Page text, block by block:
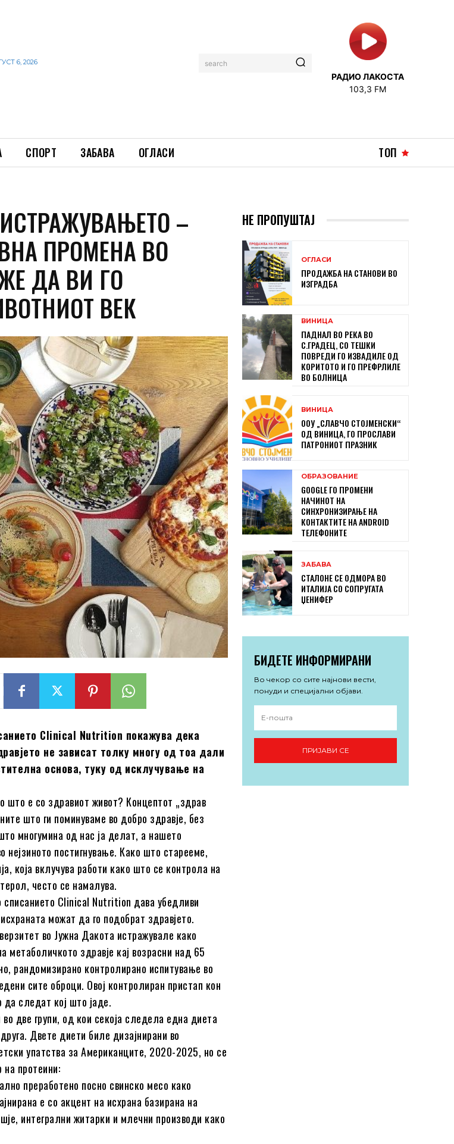
6, 2026 search
РАДИО ЛАКОСТА
103,3 FM
СПОРТ ЗАБАВА ОГЛАСИ ТОП
–
ПРОМЕНА ВО
ДА ВИ ГО
ВЕК
Clinical Nutrition покажува дека
не зависат толку многу од тоа дали
основа, туку од исклучување на
што е со здравиот живот? Концептот „здрав
што ги поминуваме во добро здравје, без
многумина од нас ја делат, а нашето
нејзиното постигнување. Како што старееме,
која вклучува работи како што се контрола на
често се намалува.
списанието Clinical Nutrition дава убедливи
можат да го подобрат здравјето.
во Јужна Дакота истражувале како
метаболичкото здравје кај возрасни над 65
рандомизирано контролирано испитување во
сите оброци. Овој контролиран пристап кон
следат кој што јаде.
две групи, од кои секоја следела една диета
Двете диети биле дизајнирани во
упатства за Американците, 2020-2025, но се
на протеини:
преработено посно свинско месо како
е со акцент на исхрана базирана на
интегрални житарки и млечни производи како
НЕ ПРОПУШТАЈ
ОГЛАСИ
ПРОДАЖБА НА СТАНОВИ ВО
ИЗГРАДБА
ВИНИЦА
ПАДНАЛ ВО РЕКА ВО
С.ГРАДЕЦ, СО ТЕШКИ
ПОВРЕДИ ГО ИЗВАДИЛЕ ОД
КОРИТОТО И ГО ПРЕФРЛИЛЕ
ВО БОЛНИЦА
ВИНИЦА
ООУ „СЛАВЧО СТОЈМЕНСКИ“
ОД ВИНИЦА, ГО ПРОСЛАВИ
ПАТРОНИОТ ПРАЗНИК
ОБРАЗОВАНИЕ
GOOGLE ГО ПРОМЕНИ
НАЧИНОТ НА
СИНХРОНИЗИРАЊЕ НА
КОНТАКТИТЕ НА ANDROID
ТЕЛЕФОНИТЕ
ЗАБАВА
СТАЛОНЕ СЕ ОДМОРА ВО
ИТАЛИЈА СО СОПРУГАТА
ЏЕНИФЕР
БИДЕТЕ ИНФОРМИРАНИ
Во чекор со сите најнови вести,
понуди и специјални објави.
ПРИЈАВИ СЕ